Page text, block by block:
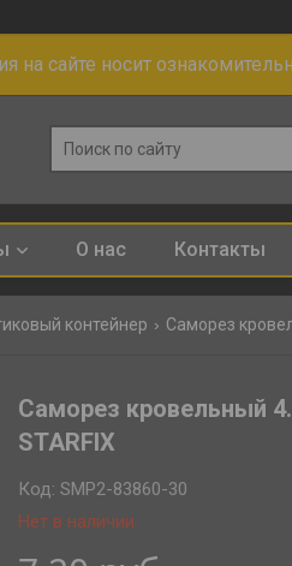
на сайте носит
О нас Контакты
контейнер Саморез
Саморез кровельный
STARFIX
Нет в наличии
Код:SMP2-83860-30